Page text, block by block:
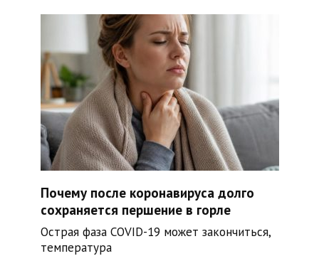
Почему после коронавируса долго
сохраняется першение в горле
Острая фаза COVID-19 может закончиться,
температура